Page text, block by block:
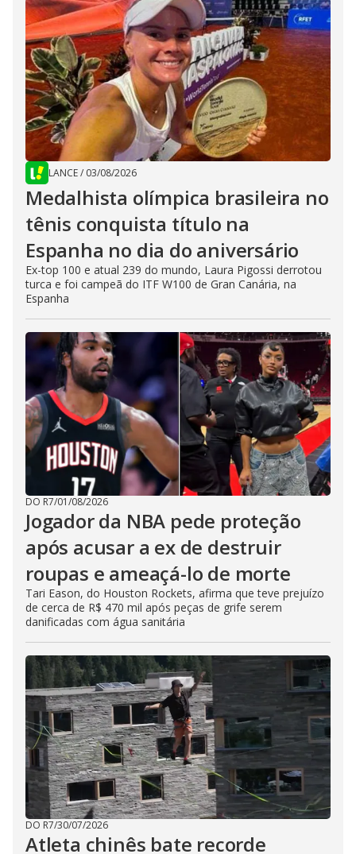
LANCE/ 03/08/2026
Medalhista olímpica brasileira no
tênis conquista título na
Espanha no dia do aniversário
Ex-top 100 e atual 239 do mundo, Laura Pigossi derrotou
turca e foi campeã do ITF W100 de Gran Canária, na
Espanha
DO R7/01/08/2026
Jogador da NBA pede proteção
após acusar a ex de destruir
roupas e ameaçá-lo de morte
Tari Eason, do Houston Rockets, afirma que teve prejuízo
de cerca de R$ 470 mil após peças de grife serem
danificadas com água sanitária
DO R7/30/07/2026
Atleta chinês bate recorde